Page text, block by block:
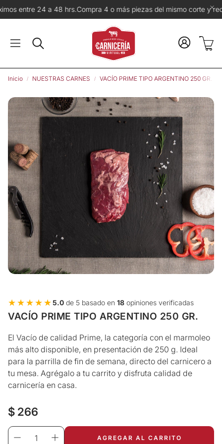
hrs.Compra 4 o más piezas del mismo corte y recibe 3% de
Buscar
Inicio NUESTRAS CARNES VACÍO PRIME TIPO ARGENTINO 250 GR.
★★★★★
★★★★★5.0 de 5 basado en 18 opiniones verificadas
VACÍO PRIME TIPO ARGENTINO 250 GR.
El Vacío de calidad Prime, la categoría con el marmoleo
más alto disponible, en presentación de 250 g. Ideal
para la parrilla de fin de semana, directo del carnicero a
tu mesa. Agrégalo a tu carrito y disfruta calidad de
carnicería en casa.
Precio
regular
$ 266
AGREGAR AL CARRITO